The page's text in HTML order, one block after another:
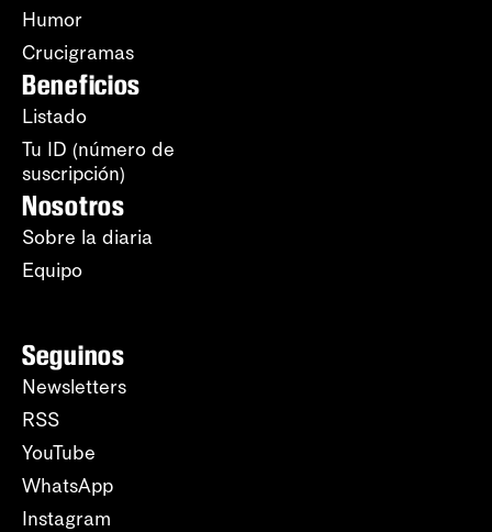
Humor
Crucigramas
Beneficios
Listado
Tu ID (número de
suscripción)
Nosotros
Sobre la diaria
Equipo
Seguinos
Newsletters
RSS
YouTube
WhatsApp
Instagram